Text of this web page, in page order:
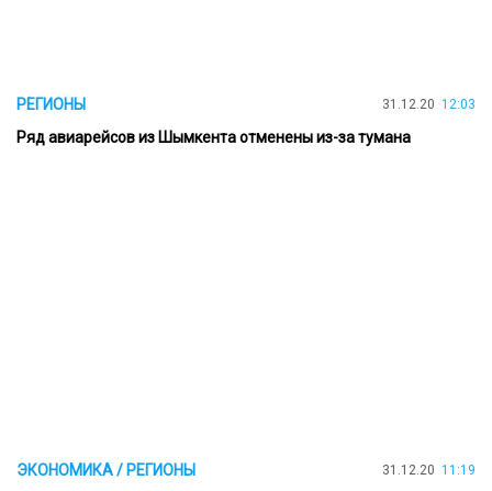
РЕГИОНЫ 31.12.20 12:03
Ряд авиарейсов из Шымкента отменены из-за тумана
ЭКОНОМИКА / РЕГИОНЫ 31.12.20 11:19